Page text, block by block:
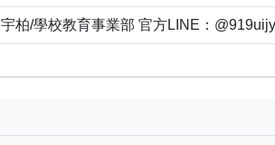
宇柏/學校教育事業部 官方LINE：